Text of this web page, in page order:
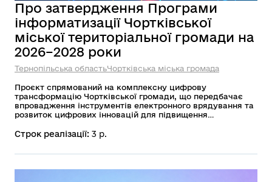
Про затвердження Програми
інформатизації Чортківської
міської територіальної громади на
2026–2028 роки
Тернопільська областьЧортківська міська громада
Проєкт спрямований на комплексну цифрову
трансформацію Чортківської громади, що передбачає
впровадження інструментів електронного врядування та
розвиток цифрових інновацій для підвищення
модернізацію технічного забезпечення органів
послуг, що в результаті зробить взаємодію між владою і
Строк реалізації: 3 р.